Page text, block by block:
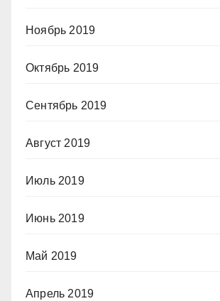
Ноябрь 2019
Октябрь 2019
Сентябрь 2019
Август 2019
Июль 2019
Июнь 2019
Май 2019
Апрель 2019